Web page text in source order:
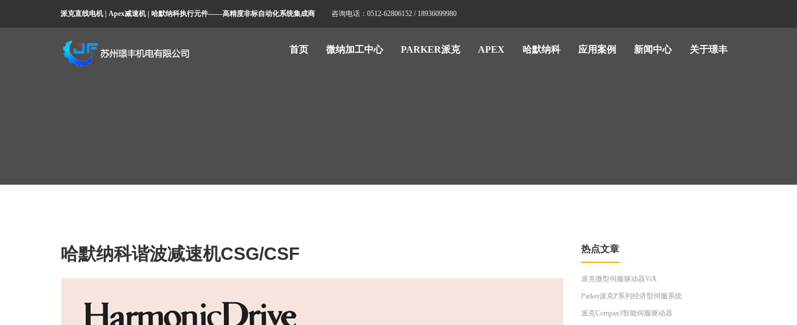
派克直线电机 | Apex减速机 | 哈默纳科执行元件——高精度非标自动化系统集成商 咨询电话：0512-62806152 / 18936099980
首页 微纳加工中心 PARKER派克 APEX 哈默纳科 应用案例 新闻中心 关于璟丰
哈默纳科谐波减速机CSG/CSF 热点文章
派克微型伺服驱动器ViX
Parker派克P系列经济型伺服系统
派克Compax3智能伺服驱动器